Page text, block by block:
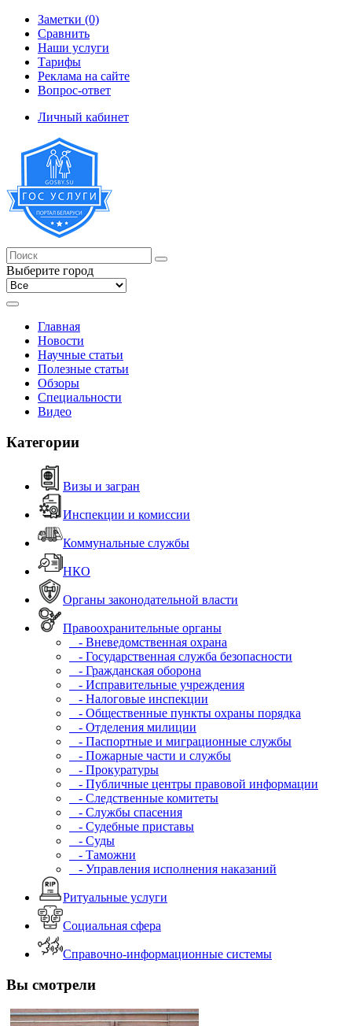
Заметки (0)
Сравнить
Наши услуги
Тарифы
Реклама на сайте
Вопрос-ответ
Личный кабинет
Выберите город
Главная
Новости
Научные статьи
Полезные статьи
Обзоры
Специальности
Видео
Категории
Визы и загран
Инспекции и комиссии
Коммунальные службы
НКО
Органы законодательной власти
Правоохранительные органы
- Вневедомственная охрана
- Государственная служба безопасности
- Гражданская оборона
- Исправительные учреждения
- Налоговые инспекции
- Общественные пункты охраны порядка
- Отделения милиции
- Паспортные и миграционные службы
- Пожарные части и службы
- Прокуратуры
- Публичные центры правовой информации
- Следственные комитеты
- Службы спасения
- Судебные приставы
- Суды
- Таможни
- Управления исполнения наказаний
Ритуальные услуги
Социальная сфера
Справочно-информационные системы
Вы смотрели